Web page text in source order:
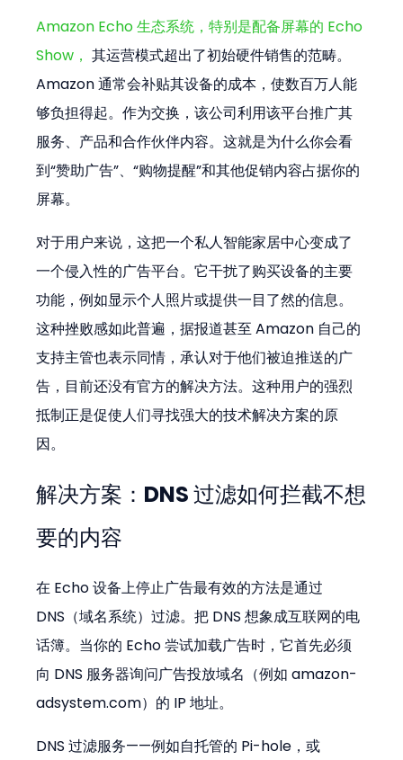
Amazon Echo 生态系统，特别是配备屏幕的 Echo
Show， 其运营模式超出了初始硬件销售的范畴。
Amazon 通常会补贴其设备的成本，使数百万人能
够负担得起。作为交换，该公司利用该平台推广其
服务、产品和合作伙伴内容。这就是为什么你会看
到“赞助广告”、“购物提醒”和其他促销内容占据你的
屏幕。
对于用户来说，这把一个私人智能家居中心变成了
一个侵入性的广告平台。它干扰了购买设备的主要
功能，例如显示个人照片或提供一目了然的信息。
这种挫败感如此普遍，据报道甚至 Amazon 自己的
支持主管也表示同情，承认对于他们被迫推送的广
告，目前还没有官方的解决方法。这种用户的强烈
抵制正是促使人们寻找强大的技术解决方案的原
因。
解决方案：DNS 过滤如何拦截不想
要的内容
在 Echo 设备上停止广告最有效的方法是通过
DNS（域名系统）过滤。把 DNS 想象成互联网的电
话簿。当你的 Echo 尝试加载广告时，它首先必须
向 DNS 服务器询问广告投放域名（例如 amazon-
adsystem.com）的 IP 地址。
DNS 过滤服务——例如自托管的 Pi-hole，或